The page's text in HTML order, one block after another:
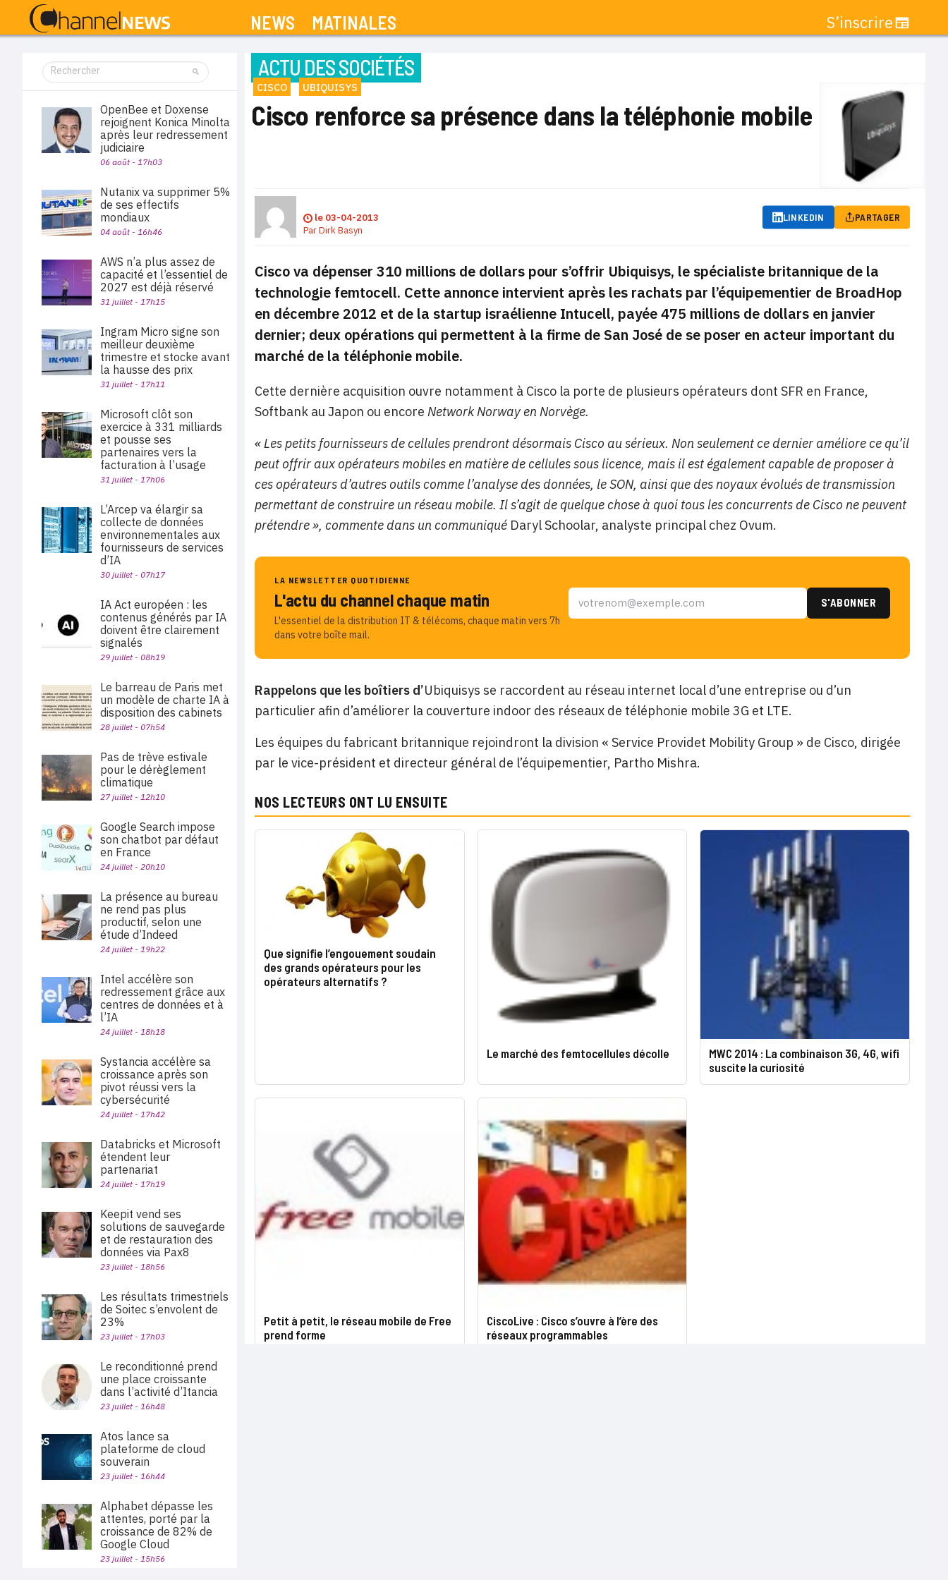
NEWS MATINALES S’inscrire
ACTU DES SOCIÉTÉS
CISCO UBIQUISYS
Cisco renforce sa présence dans la téléphonie mobile
le 03-04-2013
ParDirk Basyn
LINKEDIN PARTAGER
Cisco va dépenser 310 millions de dollars pour s’offrir Ubiquisys, le spécialiste britannique de la
technologie femtocell. Cette annonce intervient après les rachats par l’équipementier de BroadHop
en décembre 2012 et de la startup israélienne Intucell, payée 475 millions de dollars en janvier
dernier; deux opérations qui permettent à la firme de San José de se poser en acteur important du
marché de la téléphonie mobile.
Cette dernière acquisition ouvre notamment à Cisco la porte de plusieurs opérateurs dont SFR en France,
Softbank au Japon ou encore Network Norway en Norvège.
« Les petits fournisseurs de cellules prendront désormais Cisco au sérieux. Non seulement ce dernier améliore ce qu’il
peut offrir aux opérateurs mobiles en matière de cellules sous licence, mais il est également capable de proposer à
ces opérateurs d’autres outils comme l’analyse des données, le SON, ainsi que des noyaux évolués de transmission
permettant de construire un réseau mobile. Il s’agit de quelque chose à quoi tous les concurrents de Cisco ne peuvent
prétendre », commente dans un communiqué Daryl Schoolar, analyste principal chez Ovum.
LA NEWSLETTER QUOTIDIENNE
L'actu du channel chaque matin
L'essentiel de la distribution IT & télécoms, chaque matin vers 7h
dans votre boîte mail.
Rappelons que les boîtiers d’Ubiquisys se raccordent au réseau internet local d’une entreprise ou d’un
particulier afin d’améliorer la couverture indoor des réseaux de téléphonie mobile 3G et LTE.
Les équipes du fabricant britannique rejoindront la division « Service Providet Mobility Group » de Cisco, dirigée
par le vice-président et directeur général de l’équipementier, Partho Mishra.
NOS LECTEURS ONT LU ENSUITE
Que signifie l’engouement soudain
des grands opérateurs pour les
opérateurs alternatifs ?
Le marché des femtocellules décolle
MWC 2014 : La combinaison 3G, 4G, wifi
suscite la curiosité
Petit à petit, le réseau mobile de Free
prend forme
CiscoLive : Cisco s’ouvre à l’ère des
réseaux programmables
OpenBee et Doxense
rejoignent Konica Minolta
après leur redressement
judiciaire
06 août - 17h03
Nutanix va supprimer 5%
de ses effectifs
mondiaux
04 août - 16h46
AWS n’a plus assez de
capacité et l’essentiel de
2027 est déjà réservé
31 juillet - 17h15
Ingram Micro signe son
meilleur deuxième
trimestre et stocke avant
la hausse des prix
31 juillet - 17h11
Microsoft clôt son
exercice à 331 milliards
et pousse ses
partenaires vers la
facturation à l’usage
31 juillet - 17h06
L’Arcep va élargir sa
collecte de données
environnementales aux
fournisseurs de services
d’IA
30 juillet - 07h17
IA Act européen : les
contenus générés par IA
doivent être clairement
signalés
29 juillet - 08h19
Le barreau de Paris met
un modèle de charte IA à
disposition des cabinets
28 juillet - 07h54
Pas de trève estivale
pour le dérèglement
climatique
27 juillet - 12h10
Google Search impose
son chatbot par défaut
en France
24 juillet - 20h10
La présence au bureau
ne rend pas plus
productif, selon une
étude d’Indeed
24 juillet - 19h22
Intel accélère son
redressement grâce aux
centres de données et à
l’IA
24 juillet - 18h18
Systancia accélère sa
croissance après son
pivot réussi vers la
cybersécurité
24 juillet - 17h42
Databricks et Microsoft
étendent leur
partenariat
24 juillet - 17h19
Keepit vend ses
solutions de sauvegarde
et de restauration des
données via Pax8
23 juillet - 18h56
Les résultats trimestriels
de Soitec s’envolent de
23%
23 juillet - 17h03
Le reconditionné prend
une place croissante
dans l’activité d’Itancia
23 juillet - 16h48
Atos lance sa
plateforme de cloud
souverain
23 juillet - 16h44
Alphabet dépasse les
attentes, porté par la
croissance de 82% de
Google Cloud
23 juillet - 15h56